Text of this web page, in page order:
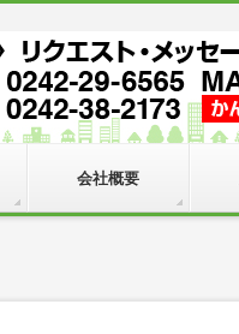
会社概要